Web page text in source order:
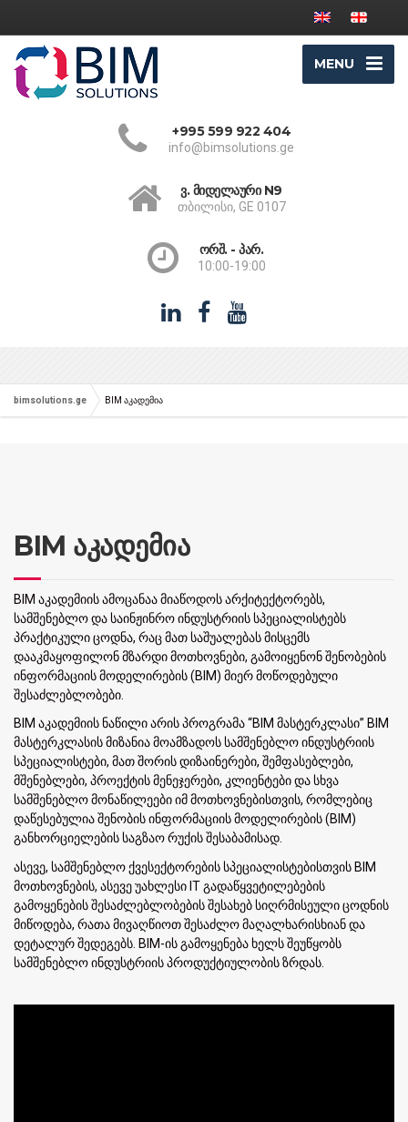
MENU
+995 599 922 404
info@bimsolutions.ge
ვ. მიდელაური N9
თბილისი, GE 0107
ორშ. - პარ.
10:00-19:00
bimsolutions.ge BIM აკადემია
BIM აკადემია
BIM აკადემიის ამოცანაა მიაწოდოს არქიტექტორებს,
სამშენებლო და საინჟინრო ინდუსტრიის სპეციალისტებს
პრაქტიკული ცოდნა, რაც მათ საშუალებას მისცემს
დააკმაყოფილონ მზარდი მოთხოვნები, გამოიყენონ შენობების
ინფორმაციის მოდელირების (BIM) მიერ მოწოდებული
შესაძლებლობები.
BIM აკადემიის ნაწილი არის პროგრამა “BIM მასტერკლასი” BIM
მასტერკლასის მიზანია მოამზადოს სამშენებლო ინდუსტრიის
სპეციალისტები, მათ შორის დიზაინერები, შემფასებლები,
მშენებლები, პროექტის მენეჯერები, კლიენტები და სხვა
სამშენებლო მონაწილეები იმ მოთხოვნებისთვის, რომლებიც
დაწესებულია შენობის ინფორმაციის მოდელირების (BIM)
განხორციელების საგზაო რუქის შესაბამისად.
ასევე, სამშენებლო ქვესექტორების სპეციალისტებისთვის BIM
მოთხოვნების, ასევე უახლესი IT გადაწყვეტილებების
გამოყენების შესაძლებლობების შესახებ სიღრმისეული ცოდნის
მიწოდება, რათა მივაღწიოთ შესაძლო მაღალხარისხიან და
დეტალურ შედეგებს. BIM-ის გამოყენება ხელს შეუწყობს
სამშენებლო ინდუსტრიის პროდუქტიულობის ზრდას.